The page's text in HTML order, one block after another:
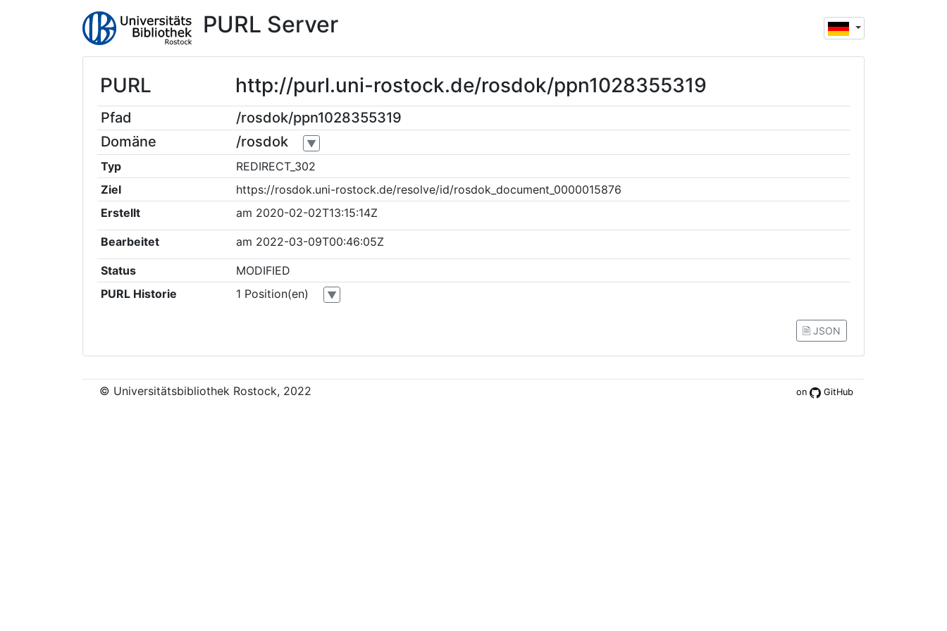
PURL Server
PURL http://purl.uni-rostock.de/rosdok/ppn1028355319
Pfad
/rosdok/ppn1028355319
Domäne
/rosdok ▼
Typ
REDIRECT_302
Ziel
https://rosdok.uni-rostock.de/resolve/id/rosdok_document_0000015876
Erstellt
am 2020-02-02T13:15:14Z
Bearbeitet am 2022-03-09T00:46:05Z
Status
MODIFIED
PURL Historie
1 Position(en) ▼
🗎 JSON
on GitHub
© Universitätsbibliothek Rostock, 2022